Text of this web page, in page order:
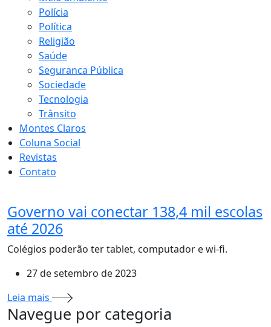
Polícia
Política
Religião
Saúde
Seguranca Pública
Sociedade
Tecnologia
Trânsito
Montes Claros
Coluna Social
Revistas
Contato
Governo vai conectar 138,4 mil escolas
até 2026
Colégios poderão ter tablet, computador e wi-fi.
27 de setembro de 2023
Leia mais
MAIS VISTOS
Navegue por categoria